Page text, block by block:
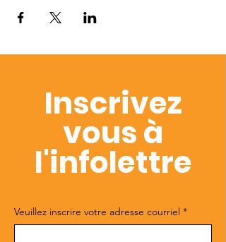
Inscrivez
vous à
l'infolettre
Veuillez inscrire votre adresse courriel *